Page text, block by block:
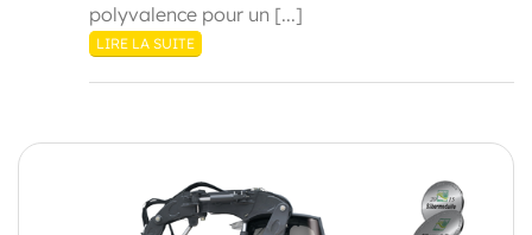
polyvalence pour un [...]
LIRE LA SUITE